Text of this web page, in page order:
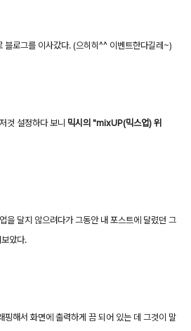
블로그를 이사갔다. (으히히^^ 이벤트한다길레~)
것 설정하다 보니 믹시의 "mixUP(믹스업) 위
을 달지 않으려다가 그동안 내 포스트에 달렸던 그
았다.
핑해서 화면에 출력하게 끔 되어 있는 데 그것이 말